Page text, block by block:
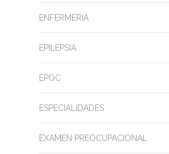
ENFERMERIA
EPILEPSIA
EPOC
ESPECIALIDADES
EXAMEN PREOCUPACIONAL